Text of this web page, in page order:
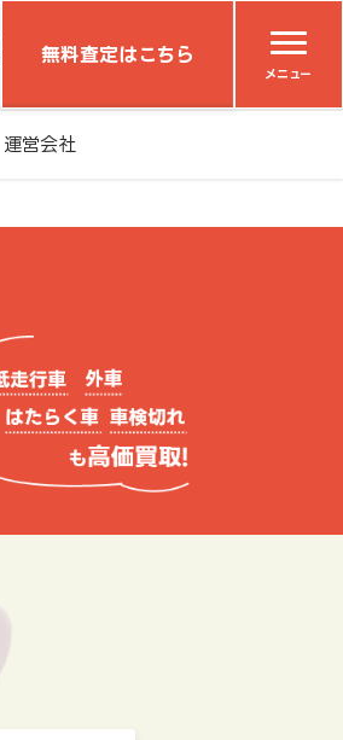
無料査定はこちら
メニュー
運営会社